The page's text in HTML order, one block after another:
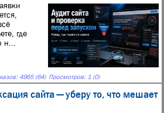
где
4965 (64) Просмотров: 1 (0)
сайта — уберу то, что мешает